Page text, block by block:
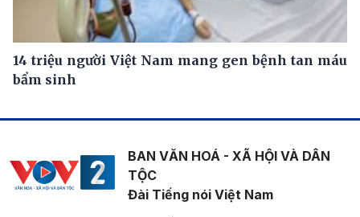
14 triệu người Việt Nam mang gen bệnh tan máu
bẩm sinh
BAN VĂN HOÁ - XÃ HỘI VÀ DÂN
TỘC
Đài Tiếng nói Việt Nam